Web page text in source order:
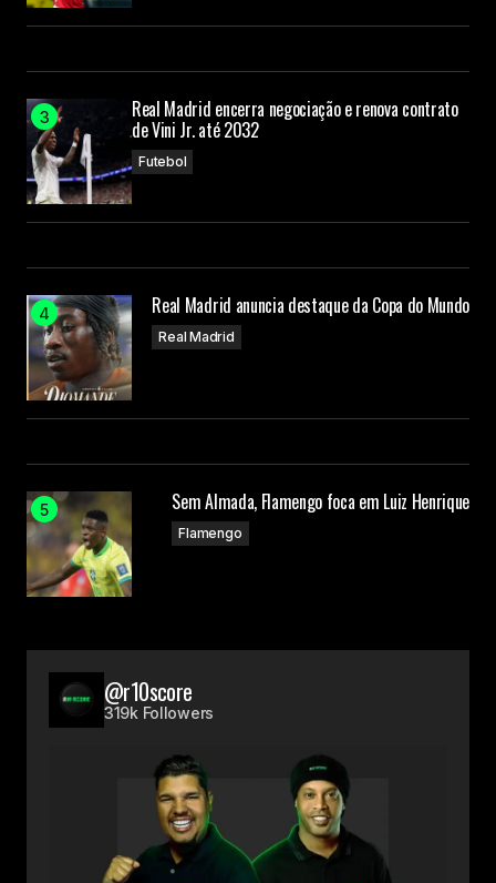
Real Madrid encerra negociação e renova contrato
de Vini Jr. até 2032
Futebol
Real Madrid anuncia destaque da Copa do Mundo
Real Madrid
Sem Almada, Flamengo foca em Luiz Henrique
Flamengo
@r10score
319k Followers